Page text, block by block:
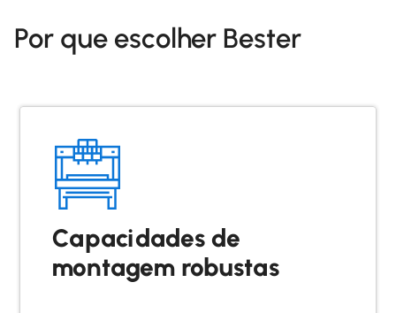
Por que escolher Bester
Capacidades de
montagem robustas